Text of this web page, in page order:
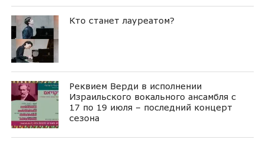
Кто станет лауреатом?
Реквием Верди в исполнении
Израильского вокального ансамбля с
17 по 19 июля – последний концерт
сезона